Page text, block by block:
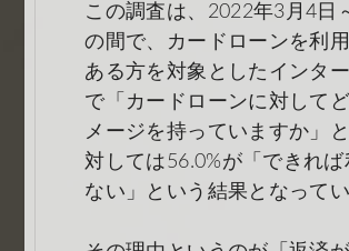
この調査は、2022年3月4日
の間で、カードローンを利
ある方を対象としたインタ
で「カードローンに対して
メージを持っていますか」
対しては56.0%が「できれば
ない」という結果となってい